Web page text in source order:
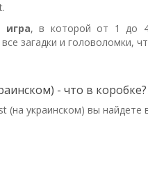
игра, в которой от 1 до 4
загадки и головоломки,
- что в коробке?
(на украинском) вы